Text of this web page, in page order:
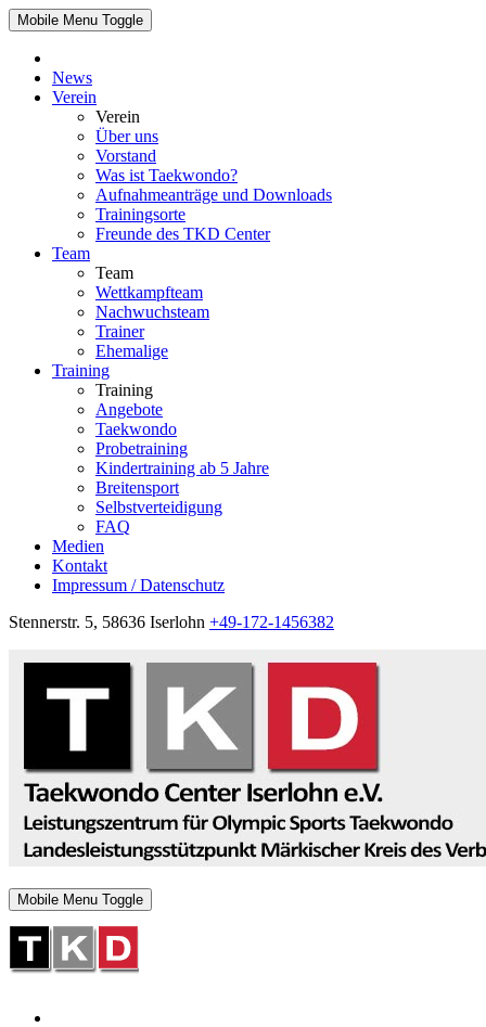
Mobile Menu Toggle
News
Verein
Verein
Über uns
Vorstand
Was ist Taekwondo?
Aufnahmeanträge und Downloads
Trainingsorte
Freunde des TKD Center
Team
Team
Wettkampfteam
Nachwuchsteam
Trainer
Ehemalige
Training
Training
Angebote
Taekwondo
Probetraining
Kindertraining ab 5 Jahre
Breitensport
Selbstverteidigung
FAQ
Medien
Kontakt
Impressum / Datenschutz
Stennerstr. 5, 58636 Iserlohn +49-172-1456382
Mobile Menu Toggle